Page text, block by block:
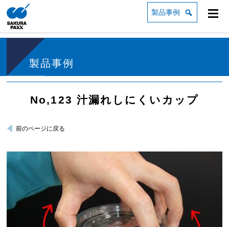
製品事例
製品事例
No,123 汁漏れしにくいカップ
前のページに戻る